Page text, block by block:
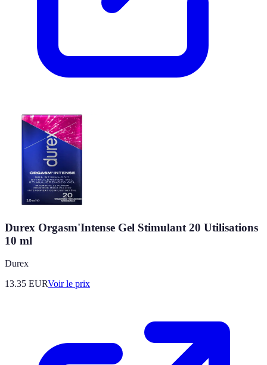
Durex Orgasm'Intense Gel Stimulant 20 Utilisations
10 ml
Durex
13.35 EURVoir le prix